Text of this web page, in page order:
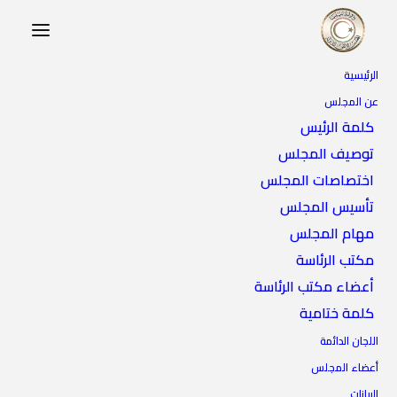
الرئيسية
عن المجلس
كلمة الرئيس
توصيف المجلس
اختصاصات المجلس
تأسيس المجلس
مهام المجلس
مكتب الرئاسة
أعضاء مكتب الرئاسة
كلمة ختامية
اللجان الدائمة
أعضاء المجلس